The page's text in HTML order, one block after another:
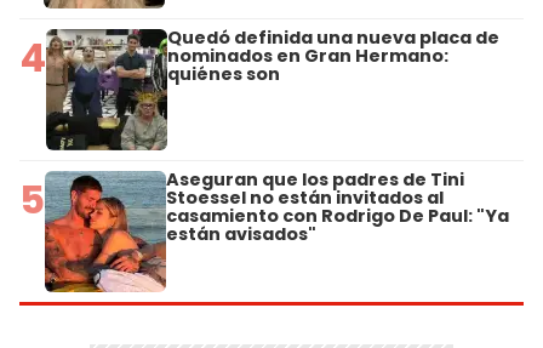
4 Quedó definida una nueva placa de
nominados en Gran Hermano:
quiénes son
5 Aseguran que los padres de Tini
Stoessel no están invitados al
casamiento con Rodrigo De Paul: "Ya
están avisados"